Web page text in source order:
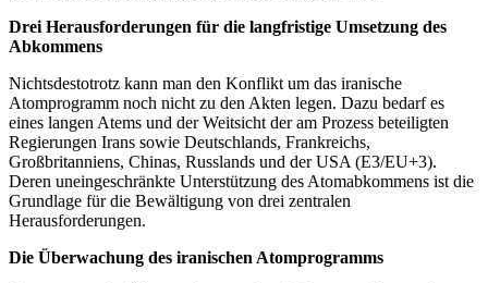
Drei Herausforderungen für die langfristige Umsetzung des
Abkommens
Nichtsdestotrotz kann man den Konflikt um das iranische
Atomprogramm noch nicht zu den Akten legen. Dazu bedarf es
eines langen Atems und der Weitsicht der am Prozess beteiligten
Regierungen Irans sowie Deutschlands, Frankreichs,
Großbritanniens, Chinas, Russlands und der USA (E3/EU+3).
Deren uneingeschränkte Unterstützung des Atomabkommens ist die
Grundlage für die Bewältigung von drei zentralen
Herausforderungen.
Die Überwachung des iranischen Atomprogramms